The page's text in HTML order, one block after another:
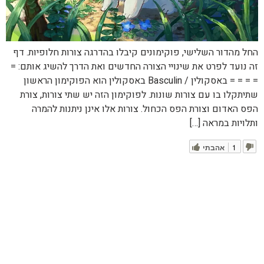
החל מהדור השלישי, פוקימונים קיבלו בהדרגה צורות חלופיות. דף
זה נועד לפרט את שינויי הצורה החדשים ואת הדרך להשיג אותם: =
= = = = באסקולין / Basculin באסקולין הוא הפוקימון הראשון
שתיתקלו בו עם צורות שונות. לפוקימון הזה יש שתי צורות, צורת
הפס האדום וצורת הפס הכחול. צורות אלו אינן ניתנות להמרה
ותלויות במראה […]
אהבתי 1